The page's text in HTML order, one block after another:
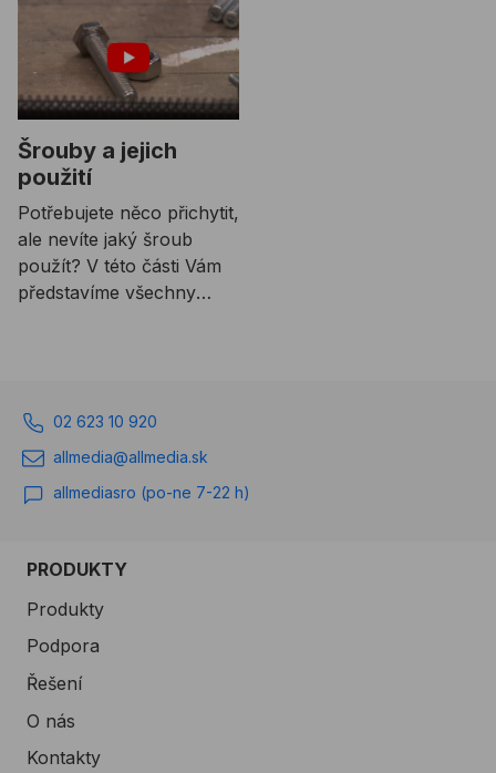
Šrouby a jejich
použití
Potřebujete něco přichytit,
ale nevíte jaký šroub
použít? V této části Vám
představíme všechny
02 623 10 920
allmedia@allmedia.sk
allmediasro (po-ne 7-22 h)
PRODUKTY
Produkty
Podpora
Řešení
O nás
Kontakty